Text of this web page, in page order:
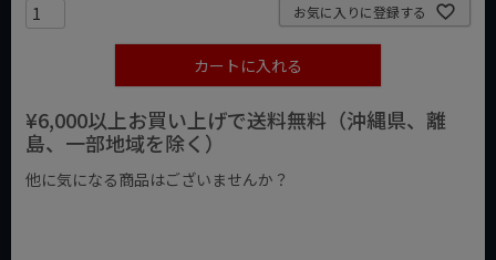
お気に入りに登録する
カートに入れる
¥6,000以上お買い上げで送料無料（沖縄県、離
島、一部地域を除く）
他に気になる商品はございませんか？